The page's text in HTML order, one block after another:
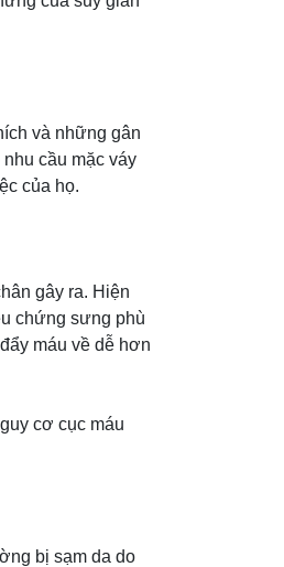
và những gân
cầu mặc váy
của họ.
gây ra. Hiện
chứng sưng phù
máu về dễ hơn
cơ cục máu
bị sạm da do